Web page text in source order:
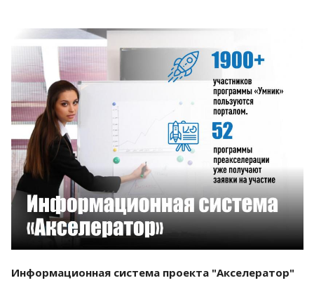
Смотреть проект
Информационная система проекта "Акселератор"